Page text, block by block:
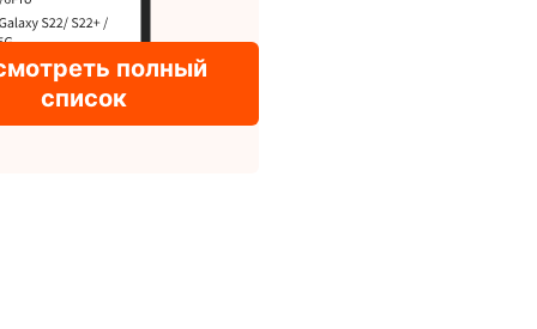
полный
список